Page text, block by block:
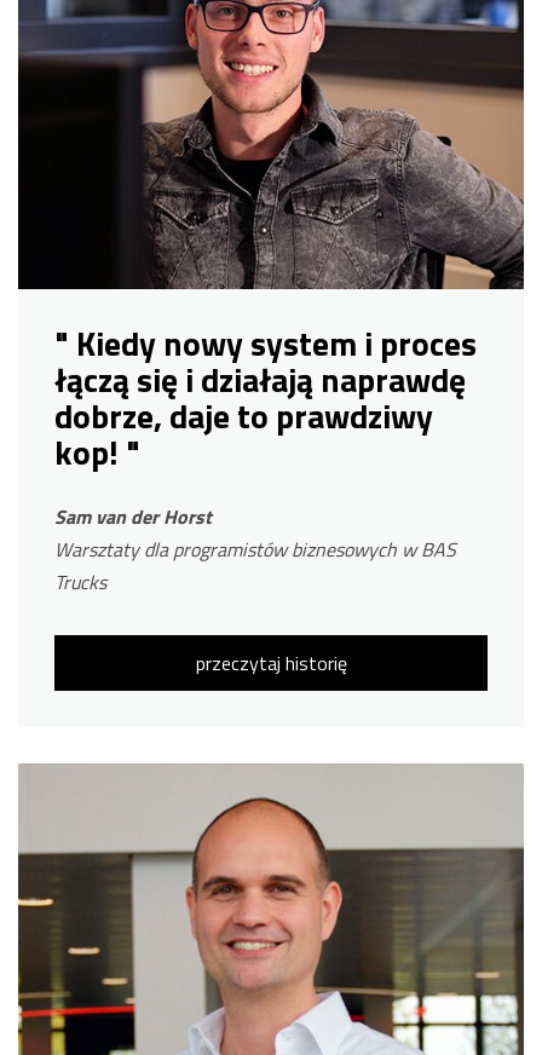
" Kiedy nowy system i proces
łączą się i działają naprawdę
dobrze, daje to prawdziwy
kop! "
Sam van der Horst
Warsztaty dla programistów biznesowych w BAS
Trucks
przeczytaj historię